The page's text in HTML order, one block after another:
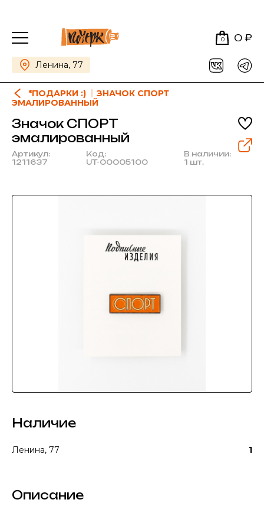
0 0 ₽
Ленина, 77
*ПОДАРКИ :)
ЗНАЧОК СПОРТ
ЭМАЛИРОВАННЫЙ
Значок СПОРТ
эмалированный
Артикул:
1211637
Код:
UT-00005100
В наличии:
1 шт.
Наличие
Ленина, 77 1
Описание